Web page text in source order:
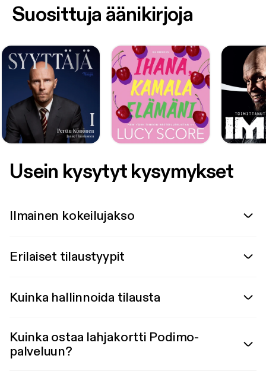
Suosittuja äänikirjoja
Usein kysytyt kysymykset
Ilmainen kokeilujakso
Erilaiset tilaustyypit
Kuinka hallinnoida tilausta
Kuinka ostaa lahjakortti Podimo-
palveluun?